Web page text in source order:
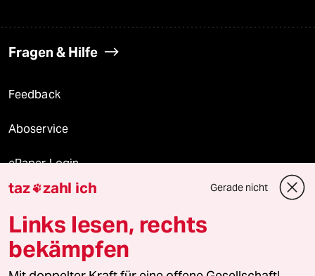
Fragen & Hilfe
Feedback
Aboservice
ePaper Login
Downloads für Abonnierende
© 2026 taz Verlags und Vertriebs GmbH
taz zahl ich Gerade nicht
Links lesen, rechts
bekämpfen